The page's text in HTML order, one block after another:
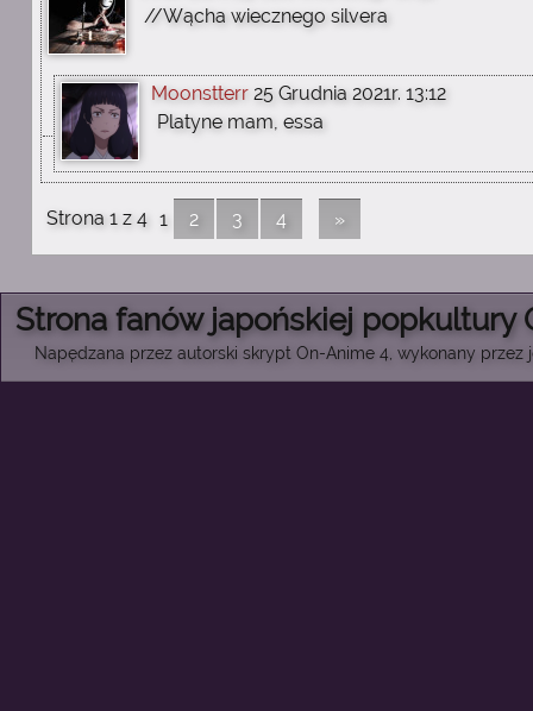
//Wącha wiecznego silvera
Moonstterr 25 Grudnia 2021r. 13:12
Platyne mam, essa
Strona 1 z 4 1 2 3 4 »
Strona fanów japońskiej popkultury
Napędzana przez autorski skrypt On-Anime 4, wykonany przez